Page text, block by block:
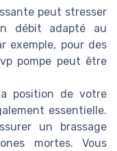
peut stresser
débit adapté au
exemple, pour des
pompe peut être
position de votre
essentielle.
un brassage
mortes. Vous